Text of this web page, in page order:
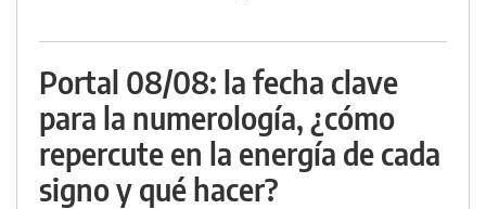
Portal 08/08: la fecha clave
para la numerología, ¿cómo
repercute en la energía de cada
signo y qué hacer?